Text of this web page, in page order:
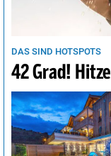
DAS SIND HOTSPOTS
42 Grad!